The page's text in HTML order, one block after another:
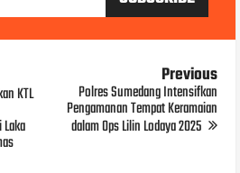
KTL
Previous
Polres Sumedang Intensifkan
Pengamanan Tempat Keramaian
dalam Ops Lilin Lodaya 2025